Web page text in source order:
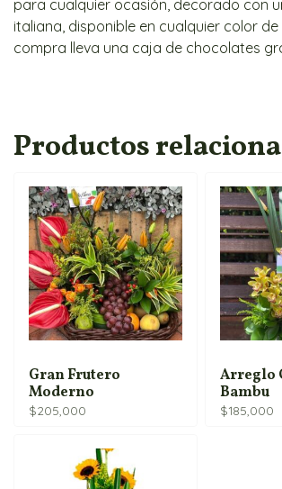
para cualquier ocasión, decorado con
italiana, disponible en cualquier color
compra lleva una caja de chocolates
Productos
Gran Frutero
Moderno
$205,000
Arreglo
Bambu
$185,000